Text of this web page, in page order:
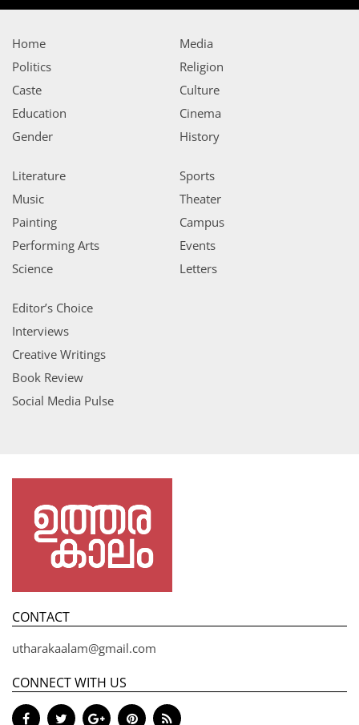
Home
Politics
Caste
Education
Gender
Media
Religion
Culture
Cinema
History
Literature
Music
Painting
Performing Arts
Science
Sports
Theater
Campus
Events
Letters
Editor’s Choice
Interviews
Creative Writings
Book Review
Social Media Pulse
CONTACT
utharakaalam@gmail.com
CONNECT WITH US